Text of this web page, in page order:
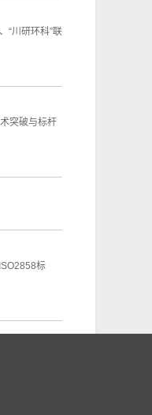
“川研环科”联
突破与标杆
标